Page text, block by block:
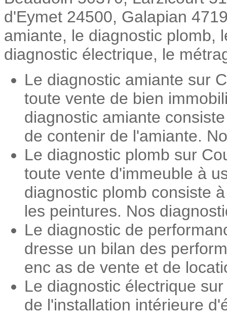
d'Eymet 24500, Galapian
amiante, le diagnostic plomb,
diagnostic électrique, le
Le diagnostic amiante sur
toute vente de bien
diagnostic amiante
de contenir de l'amiante.
Le diagnostic plomb sur
toute vente d'immeuble à
diagnostic plomb consiste
les peintures. Nos
Le diagnostic de
dresse un bilan des
enc as de vente et de
Le diagnostic électrique
de l'installation intérieure